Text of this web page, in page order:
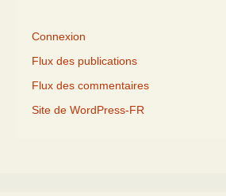
Connexion
Flux des publications
Flux des commentaires
Site de WordPress-FR